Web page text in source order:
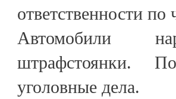
ответственности
Автомобили
штрафстоянки.
уголовные дела.